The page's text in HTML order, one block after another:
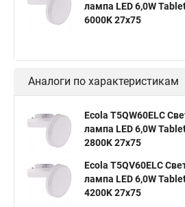
лампа LED 6,0W
6000K 27x75
Аналоги по характеристикам
Ecola T5QW60ELC
лампа LED 6,0W
2800K 27x75
Ecola T5QV60ELC
лампа LED 6,0W
4200K 27x75